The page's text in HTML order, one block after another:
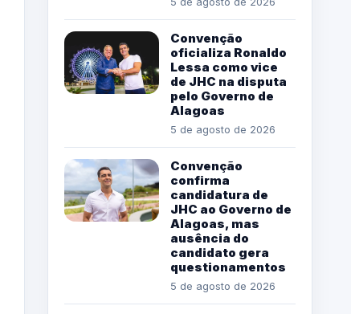
Convenção
oficializa Ronaldo
Lessa como vice
de JHC na disputa
pelo Governo de
Alagoas
5 de agosto de 2026
Convenção
confirma
candidatura de
JHC ao Governo de
Alagoas, mas
ausência do
candidato gera
questionamentos
5 de agosto de 2026